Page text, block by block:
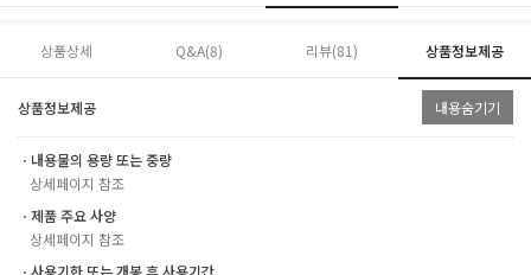
상품상세 Q&A(8) 리뷰(81) 상품정보제공
상품정보제공 내용숨기기
ㆍ내용물의 용량 또는 중량
상세페이지 참조
ㆍ제품 주요 사양
상세페이지 참조